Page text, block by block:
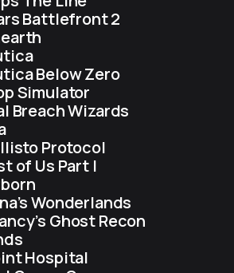
Battlefront 2
Below Zero
Simulator
Breach Wizards
Protocol
of Us Part I
Wonderlands
Ghost Recon
Hospital